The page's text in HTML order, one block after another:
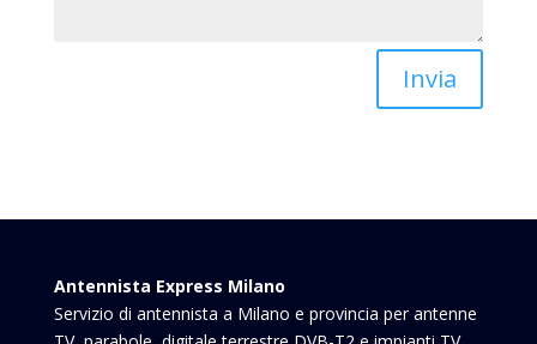
Invia
Antennista Express Milano
Servizio di antennista a Milano e provincia per antenne